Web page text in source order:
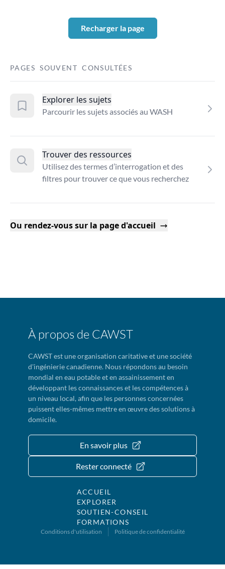
Recharger la page
PAGES SOUVENT CONSULTÉES
Explorer les sujets
Parcourir les sujets associés au WASH
Trouver des ressources
Utilisez des termes d’interrogation et des
filtres pour trouver ce que vous recherchez
Ou rendez-vous sur la page d'accueil
À propos de CAWST
CAWST est une organisation caritative et une société
d'ingénierie canadienne. Nous répondons au besoin
mondial en eau potable et en assainissement en
développant les connaissances et les compétences à
un niveau local, afin que les personnes concernées
puissent elles-mêmes mettre en œuvre des solutions à
domicile.
En savoir plus
Rester connecté
ACCUEIL
EXPLORER
SOUTIEN-CONSEIL
FORMATIONS
Conditions d'utilisation Politique de confidentialité